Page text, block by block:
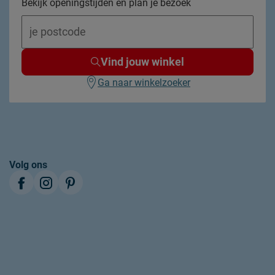
Dons
dagelijks opschudden en regelmatig luchten
Bekijk openingstijden en plan je bezoek
Vind jouw winkel
Ga naar winkelzoeker
Volg ons